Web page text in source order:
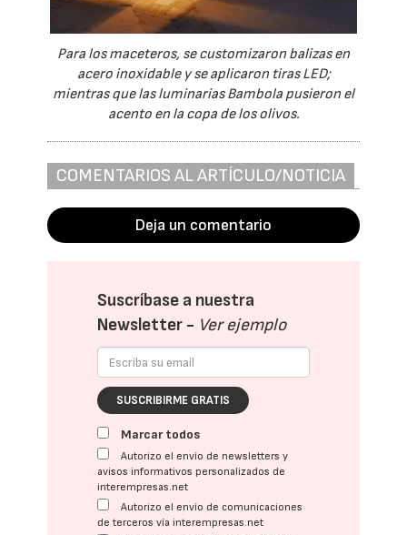
Para los maceteros, se customizaron balizas en
acero inoxidable y se aplicaron tiras LED;
mientras que las luminarias Bambola pusieron el
acento en la copa de los olivos.
COMENTARIOS AL ARTÍCULO/NOTICIA
Deja un comentario
Suscríbase a nuestra
Newsletter - Ver ejemplo
SUSCRIBIRME GRATIS
Marcar todos
Autorizo el envío de newsletters y
avisos informativos personalizados de
interempresas.net
Autorizo el envío de comunicaciones
de terceros vía interempresas.net